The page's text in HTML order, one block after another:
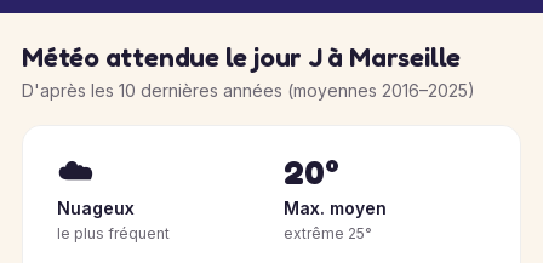
Météo attendue le jour J à Marseille
D'après les 10 dernières années (moyennes 2016–2025)
☁️
Nuageux
le plus fréquent
20°
Max. moyen
extrême 25°